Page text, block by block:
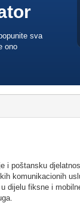
sva
ono
i poštansku
komunikacionih
dijelu fiksne i